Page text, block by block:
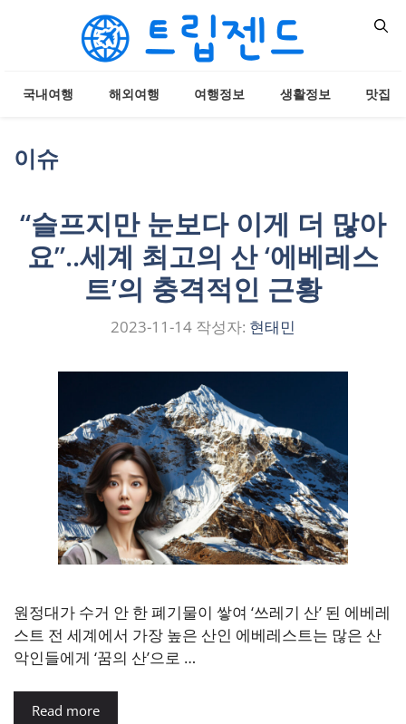
국내여행 해외여행 여행정보 생활정보 맛집
이슈
“슬프지만 눈보다 이게 더 많아
요”..세계 최고의 산 ‘에베레스
트’의 충격적인 근황
2023-11-14 작성자: 현태민
원정대가 수거 안 한 폐기물이 쌓여 ‘쓰레기 산’ 된 에베레
스트 전 세계에서 가장 높은 산인 에베레스트는 많은 산
악인들에게 ‘꿈의 산’으로 …
Read more